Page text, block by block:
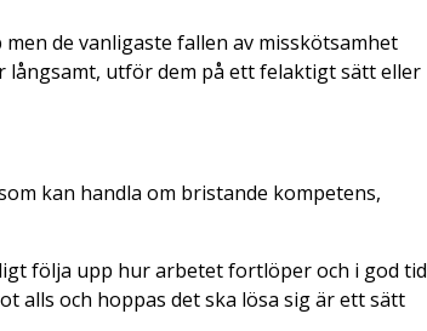
de vanligaste fallen av misskötsamhet
utför dem på ett felaktigt sätt eller
kan handla om bristande kompetens,
följa upp hur arbetet fortlöper och i god tid
alls och hoppas det ska lösa sig är ett sätt